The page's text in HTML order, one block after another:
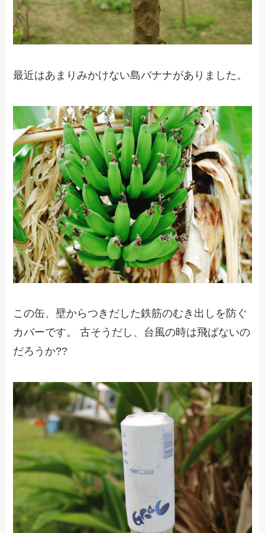
最近はあまりみかけない島バナナがありました。
この缶、壁からつきだした鉄筋のむき出しを防ぐ
カバーです。 古そうだし、台風の時は飛ばないの
だろうか??